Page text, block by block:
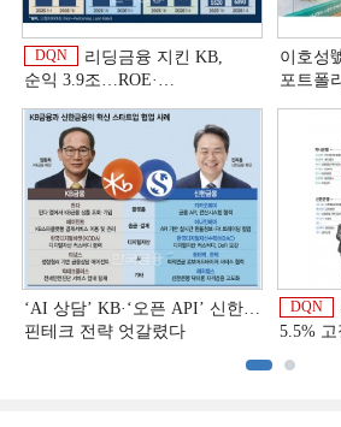
DQN
리딩금융 지킨 KB,
순익 3.9조…ROE·
상반기 금융 리그테이블]
이호성
포트폴
‘AI 상담’ KB·‘오픈 API’ 신한…
핀테크 전략 엇갈렸다
DQN
5.5%